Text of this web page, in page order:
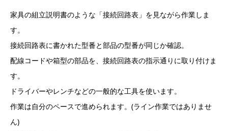
家具の組立説明書のような「接続回路表」を見ながら作業しま
す。
接続回路表に書かれた型番と部品の型番が同じか確認。
配線コードや箱型の部品を、接続回路表の指示通りに取り付けま
す。
ドライバーやレンチなどの一般的な工具を使います。
作業は自分のペースで進められます。(ライン作業ではありませ
ん)